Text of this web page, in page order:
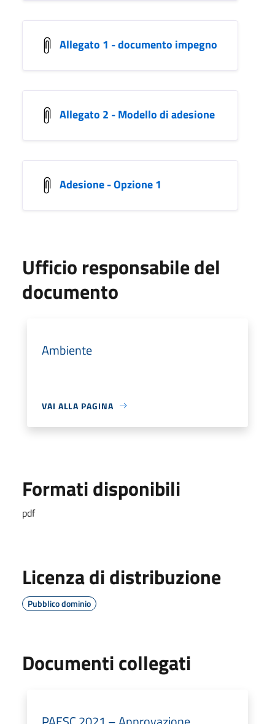
Allegato 1 - documento impegno
Allegato 2 - Modello di adesione
Adesione - Opzione 1
Ufficio responsabile del
documento
Ambiente
VAI ALLA PAGINA
Formati disponibili
pdf
Licenza di distribuzione
Pubblico dominio
Documenti collegati